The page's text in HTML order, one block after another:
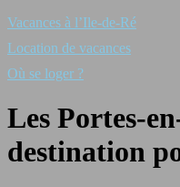
Vacances à l’Ile-de-Ré
Location de vacances
Où se loger ?
Les Portes-
destination